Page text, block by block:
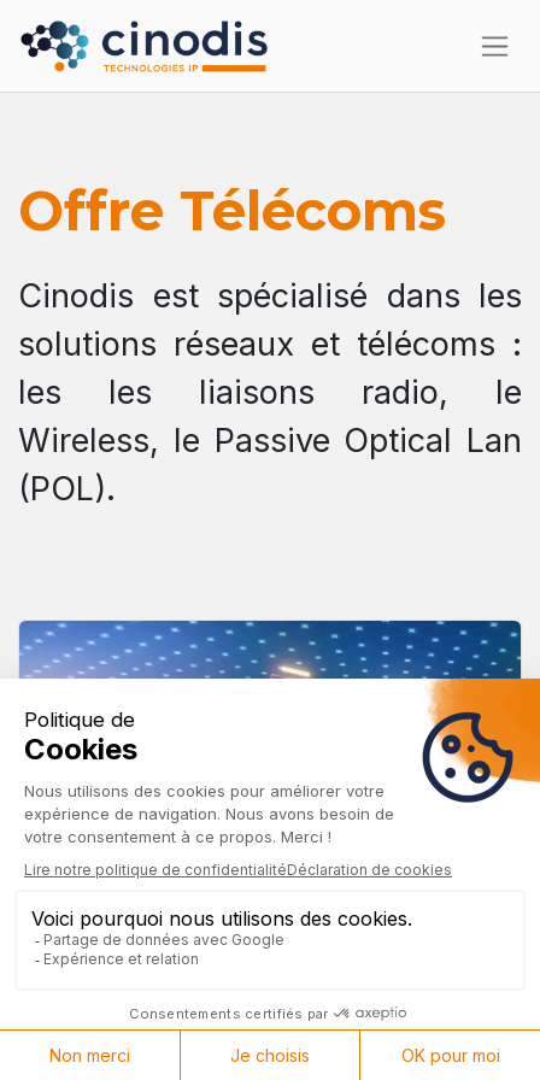
Offre Télécoms
Cinodis est spécialisé dans les
solutions réseaux et télécoms :
les les liaisons radio, le
Wireless, le Passive Optical Lan
(POL).
Réseaux et
télécommunications